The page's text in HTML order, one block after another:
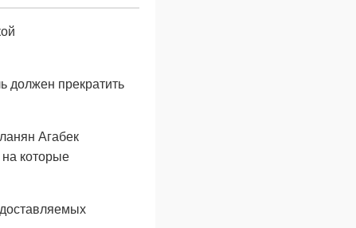
должен прекратить
Агабек
на которые